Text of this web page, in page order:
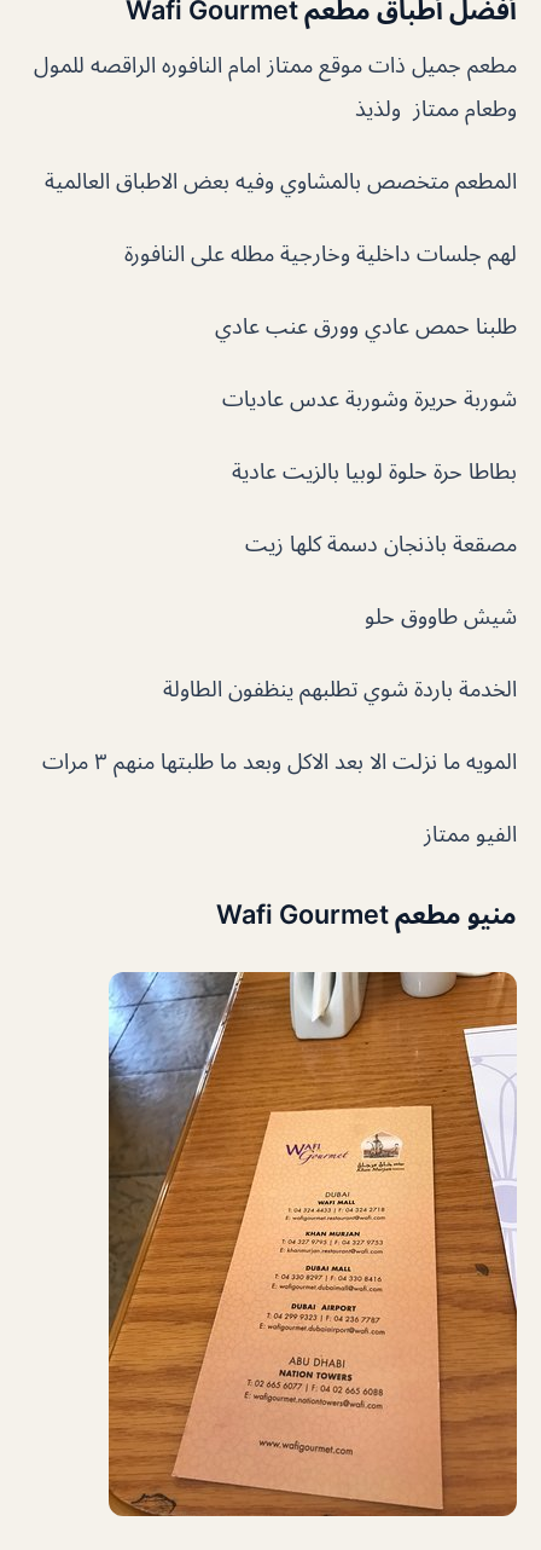
أفضل أطباق مطعم Wafi Gourmet
مطعم جميل ذات موقع ممتاز امام النافوره الراقصه للمول
وطعام ممتاز ولذيذ
المطعم متخصص بالمشاوي وفيه بعض الاطباق العالمية
لهم جلسات داخلية وخارجية مطله على النافورة
طلبنا حمص عادي وورق عنب عادي
شوربة حريرة وشوربة عدس عاديات
بطاطا حرة حلوة لوبيا بالزيت عادية
مصقعة باذنجان دسمة كلها زيت
شيش طاووق حلو
الخدمة باردة شوي تطلبهم ينظفون الطاولة
المويه ما نزلت الا بعد الاكل وبعد ما طلبتها منهم ٣ مرات
الفيو ممتاز
منيو مطعم Wafi Gourmet